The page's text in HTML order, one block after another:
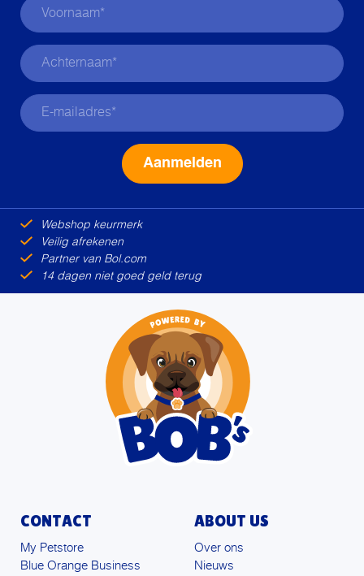
Webshop keurmerk
Veilig afrekenen
Partner van Bol.com
14 dagen niet goed geld terug
CONTACT
My Petstore
Blue Orange Business
ABOUT US
Over ons
Nieuws